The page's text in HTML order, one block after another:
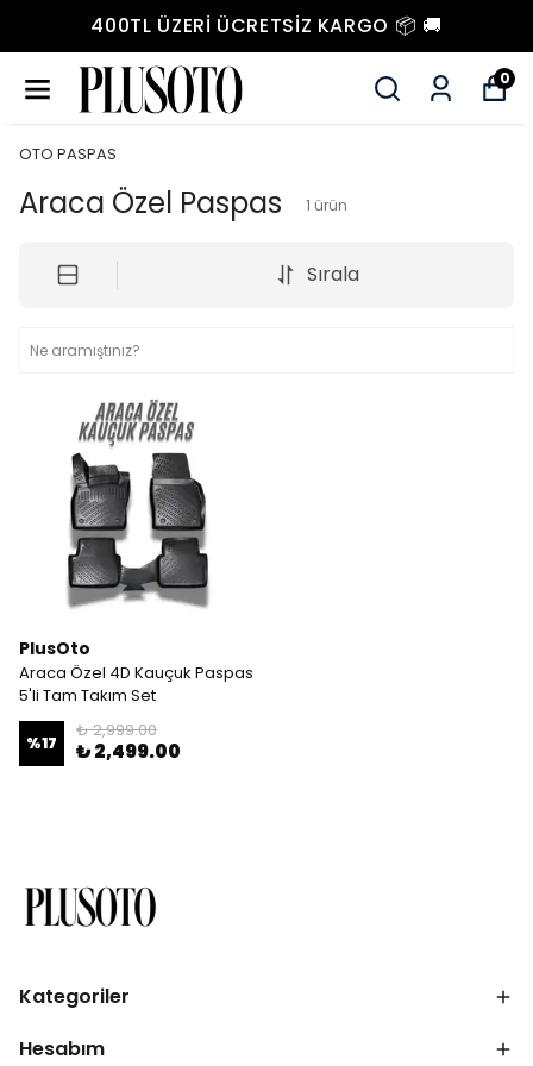
400TL ÜZERI ÜCRETSIZ KARGO 📦 🚚
0
OTO PASPAS
Araca Özel Paspas 1 ürün
Sırala
PlusOto
Araca Özel 4D Kauçuk Paspas
5'li Tam Takım Set
%17
₺ 2,999.00
₺ 2,499.00
Kategoriler
Hesabım